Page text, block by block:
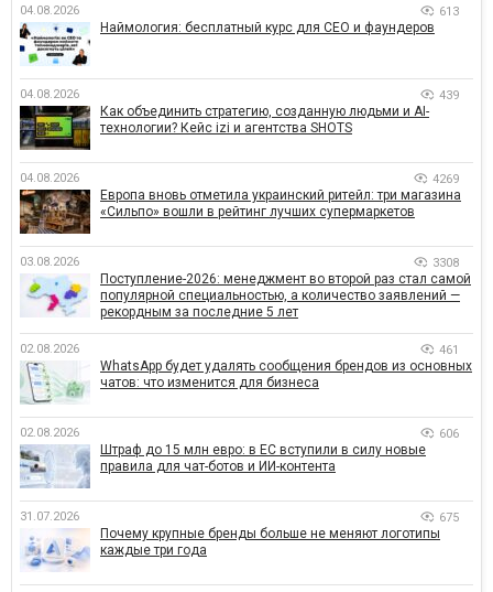
04.08.2026 613
Наймология: бесплатный курс для CEO и фаундеров
04.08.2026 439
Как объединить стратегию, созданную людьми и AI-
технологии? Кейс izi и агентства SHOTS
04.08.2026 4269
Европа вновь отметила украинский ритейл: три магазина
«Сильпо» вошли в рейтинг лучших супермаркетов
03.08.2026 3308
Поступление-2026: менеджмент во второй раз стал самой
популярной специальностью, а количество заявлений —
рекордным за последние 5 лет
02.08.2026 461
WhatsApp будет удалять сообщения брендов из основных
чатов: что изменится для бизнеса
02.08.2026 606
Штраф до 15 млн евро: в ЕС вступили в силу новые
правила для чат-ботов и ИИ-контента
31.07.2026 675
Почему крупные бренды больше не меняют логотипы
каждые три года